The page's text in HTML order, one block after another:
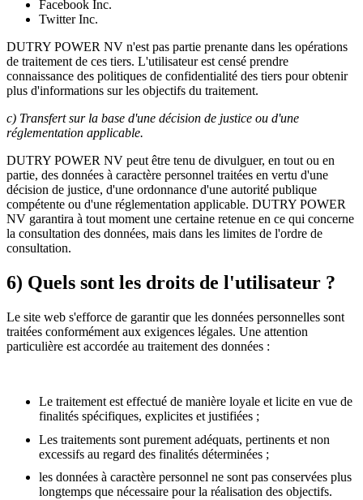
Facebook Inc.
Twitter Inc.
DUTRY POWER NV n'est pas partie prenante dans les opérations
de traitement de ces tiers. L'utilisateur est censé prendre
connaissance des politiques de confidentialité des tiers pour obtenir
plus d'informations sur les objectifs du traitement.
c) Transfert sur la base d'une décision de justice ou d'une
réglementation applicable.
DUTRY POWER NV peut être tenu de divulguer, en tout ou en
partie, des données à caractère personnel traitées en vertu d'une
décision de justice, d'une ordonnance d'une autorité publique
compétente ou d'une réglementation applicable. DUTRY POWER
NV garantira à tout moment une certaine retenue en ce qui concerne
la consultation des données, mais dans les limites de l'ordre de
consultation.
6) Quels sont les droits de l'utilisateur ?
Le site web s'efforce de garantir que les données personnelles sont
traitées conformément aux exigences légales. Une attention
particulière est accordée au traitement des données :
Le traitement est effectué de manière loyale et licite en vue de
finalités spécifiques, explicites et justifiées ;
Les traitements sont purement adéquats, pertinents et non
excessifs au regard des finalités déterminées ;
les données à caractère personnel ne sont pas conservées plus
longtemps que nécessaire pour la réalisation des objectifs.